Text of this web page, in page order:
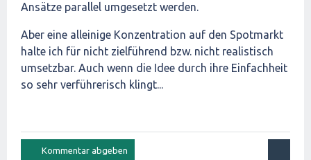
Ansätze parallel umgesetzt werden.
Aber eine alleinige Konzentration auf den Spotmarkt
halte ich für nicht zielführend bzw. nicht realistisch
umsetzbar. Auch wenn die Idee durch ihre Einfachheit
so sehr verführerisch klingt...